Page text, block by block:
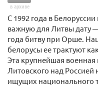
в архиве
С 1992 года в
важную для Литвы дату
года битву при Орше.
белорусы ее трактуют
Эта крупнейшая
Литовского над
ищущих национального